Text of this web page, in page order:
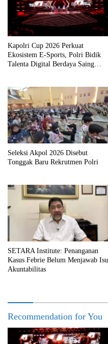
Kapolri Cup 2026 Perkuat
Ekosistem E-Sports, Polri Bidik
Talenta Digital Berdaya Saing
Seleksi Akpol 2026 Disebut
Tonggak Baru Rekrutmen Polri
SETARA Institute: Penanganan
Kasus Febrie Belum Menjawab Isu
Akuntabilitas
Recommendation for You